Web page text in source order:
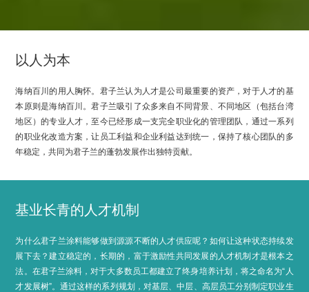
以人为本
海纳百川的用人胸怀。君子兰认为人才是公司最重要的资产，对于人才的基
本原则是海纳百川。君子兰吸引了众多来自不同背景、不同地区（包括台湾
地区）的专业人才，至今已经形成一支完全职业化的管理团队，通过一系列
的职业化改造方案，让员工利益和企业利益达到统一，保持了核心团队的多
年稳定，共同为君子兰的蓬勃发展作出独特贡献。
基业长青的人才机制
为什么君子兰涂料能够做到源源不断的人才供应呢？如何让这种状态持续发
展下去？建立稳定的，长期的，富于激励性共同发展的人才机制才是根本之
法。在君子兰涂料，对于大多数员工都建立了终身培养计划，将之命名为“人
才发展树”。通过这样的系列规划，对基层、中层、高层员工分别制定职业生